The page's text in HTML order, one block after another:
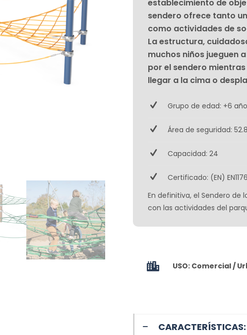
establecimiento de
sendero ofrece tanto
como actividades de
La estructura,
muchos niños jueguen
por el sendero
llegar a la cima o
Grupo de edad: +6
Área de seguridad:
Capacidad: 24
Certificado: (EN)
En definitiva, el Sendero de
con las actividades del
USO: Comercial /
CARACTERÍSTICAS: